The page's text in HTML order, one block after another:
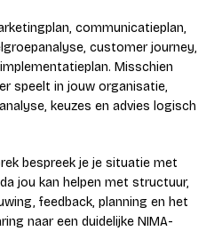
communicatieplan,
customer journey,
Misschien
speelt in jouw organisatie,
keuzes en advies logisch
bespreek je je situatie met
jou kan helpen met structuur,
feedback, planning en het
naar een duidelijke NIMA-